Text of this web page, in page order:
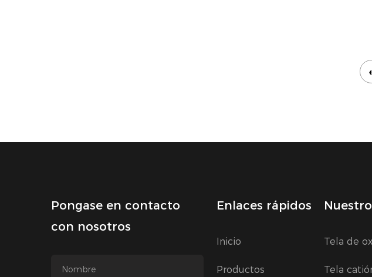
Pongase en contacto
con nosotros
Enlaces rápidos
Inicio
Productos
Tela de
Tela